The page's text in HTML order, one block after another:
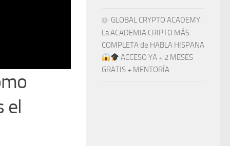
el
GLOBAL CRYPTO ACADEMY:
La ACADEMIA CRIPTO MÁS
COMPLETA de HABLA HISPANA
ACCESO YA + 2 MESES
GRATIS + MENTORÍA